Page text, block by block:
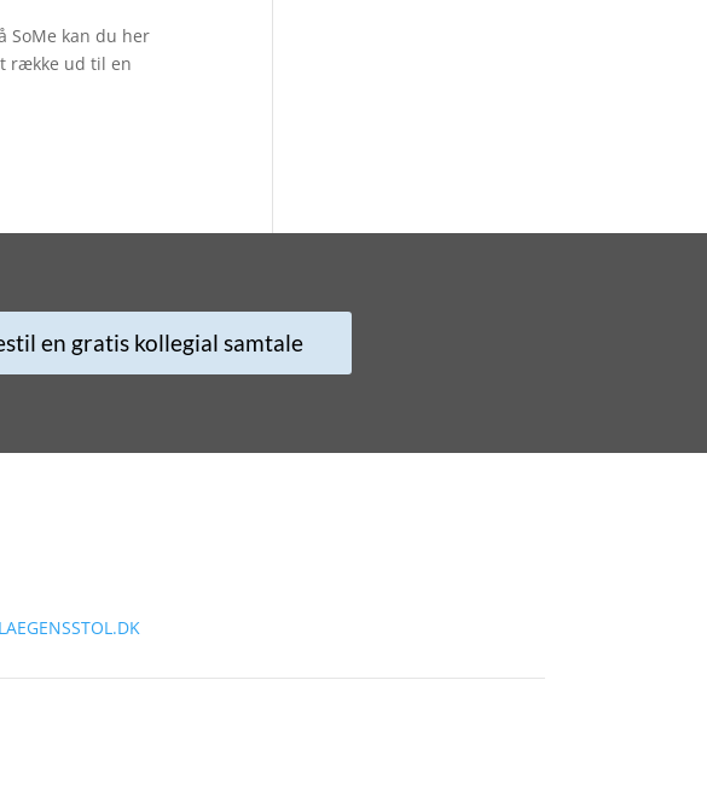
SoMe kan du her
række ud til en
en gratis kollegial samtale